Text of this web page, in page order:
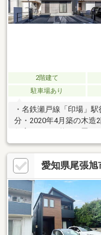
2階建て
駐車場あり
・名鉄瀬戸線「印場」
分・2020年4月築の木造
暖房がございます・コ
す・キッチン横にはパ
換気乾燥暖房機があるた
槽には美泡湯機能があ
土間収納があるため、
ち着いた街並みに合う
列駐車可能です
愛知県尾張旭